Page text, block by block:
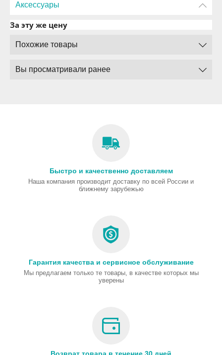
Аксессуары
За эту же цену
Похожие товары
Вы просматривали ранее
Быстро и качественно доставляем
Наша компания производит доставку по всей России и
ближнему зарубежью
Гарантия качества и сервисное обслуживание
Мы предлагаем только те товары, в качестве которых мы
уверены